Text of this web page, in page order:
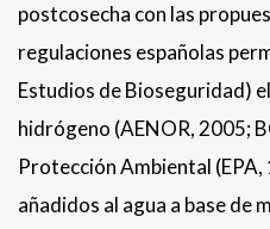
postcosecha con las
regulaciones españolas
Estudios de Bioseguridad)
hidrógeno (AENOR, 2005;
Protección Ambiental
añadidos al agua a base de